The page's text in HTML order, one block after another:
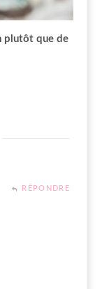
plutôt que de
RÉPONDRE